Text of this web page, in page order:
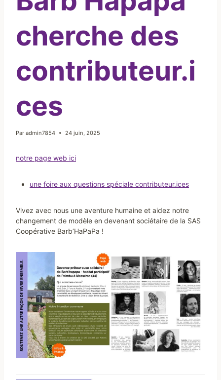
cherche des
contributeur.i
ces
Par admin7854 24 juin, 2025
notre page web ici
une foire aux questions spéciale contributeur.ices
Vivez avec nous une aventure humaine et aidez notre
changement de modèle en devenant sociétaire de la SAS
Coopérative Barb’HaPaPa !